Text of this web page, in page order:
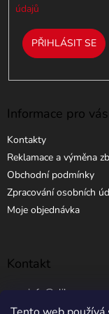
údajů
PŘIHLÁSIT SE
Informace pro vás
Kontakty
Reklamace a výměna
Obchodní podmínky
Zpracování osobních
Moje objednávka
Kontakt
info @ elibros.cz